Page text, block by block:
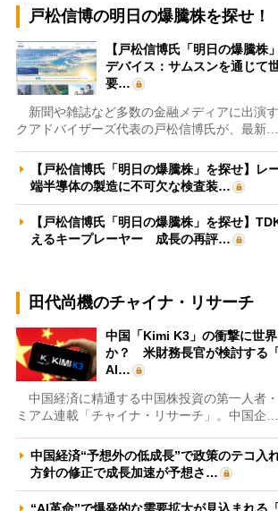
戸松信博の明日の爆騰株を探せ！
【戸松信博氏「明日の爆騰株
デバイス：サムスンを通じて
要…
新聞や雑誌など多数の金融メディアに出演
クアドバイザーズ代表の戸松信博氏が、最新…
【戸松信博氏「明日の爆騰株」を探せ】レ
端半導体の製造に不可欠な検査装…
【戸松信博氏「明日の爆騰株」を探せ】
えるキープレーヤー 成長の再評…
田代尚機のチャイナ・リサーチ
中国「Kimi K3」の衝撃に世
か？ 米財務長官が検討する
AI…
中国経済に精通する中国株投資の第一人者
ミアム連載「チャイナ・リサーチ」。中国企…
中国経済“予想外の低成長”で政策のテコ
方針の修正で成長加速が予想さ…
“AI革命”で爆発的な需要拡大が見込まれる